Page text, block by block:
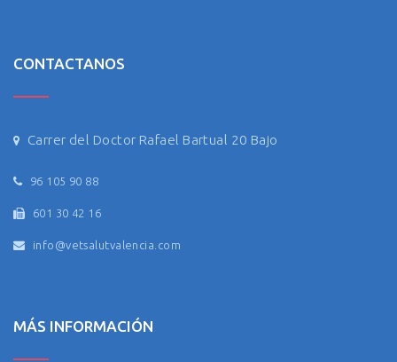
CONTACTANOS
Carrer del Doctor Rafael Bartual 20 Bajo
96 105 90 88
601 30 42 16
info@vetsalutvalencia.com
MÁS INFORMACIÓN